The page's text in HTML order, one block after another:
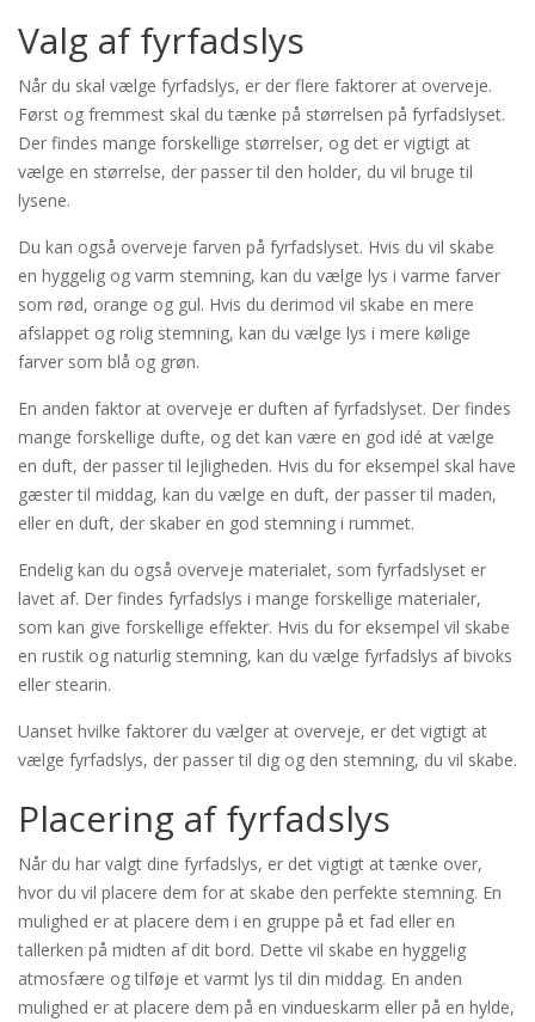
Valg af fyrfadslys
Når du skal vælge fyrfadslys, er der flere faktorer at overveje.
Først og fremmest skal du tænke på størrelsen på fyrfadslyset.
Der findes mange forskellige størrelser, og det er vigtigt at
vælge en størrelse, der passer til den holder, du vil bruge til
lysene.
Du kan også overveje farven på fyrfadslyset. Hvis du vil skabe
en hyggelig og varm stemning, kan du vælge lys i varme farver
som rød, orange og gul. Hvis du derimod vil skabe en mere
afslappet og rolig stemning, kan du vælge lys i mere kølige
farver som blå og grøn.
En anden faktor at overveje er duften af fyrfadslyset. Der findes
mange forskellige dufte, og det kan være en god idé at vælge
en duft, der passer til lejligheden. Hvis du for eksempel skal have
gæster til middag, kan du vælge en duft, der passer til maden,
eller en duft, der skaber en god stemning i rummet.
Endelig kan du også overveje materialet, som fyrfadslyset er
lavet af. Der findes fyrfadslys i mange forskellige materialer,
som kan give forskellige effekter. Hvis du for eksempel vil skabe
en rustik og naturlig stemning, kan du vælge fyrfadslys af bivoks
eller stearin.
Uanset hvilke faktorer du vælger at overveje, er det vigtigt at
vælge fyrfadslys, der passer til dig og den stemning, du vil skabe.
Placering af fyrfadslys
Når du har valgt dine fyrfadslys, er det vigtigt at tænke over,
hvor du vil placere dem for at skabe den perfekte stemning. En
mulighed er at placere dem i en gruppe på et fad eller en
tallerken på midten af ​​dit bord. Dette vil skabe en hyggelig
atmosfære og tilføje et varmt lys til din middag. En anden
mulighed er at placere dem på en vindueskarm eller på en hylde,